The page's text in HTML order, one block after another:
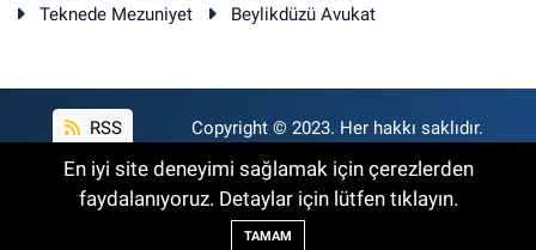
Teknede Mezuniyet
Beylikdüzü Avukat
RSS Copyright © 2023. Her hakkı saklıdır.
Haber Yazılımı:TE Bilişim
En iyi site deneyimi sağlamak için çerezlerden
faydalanıyoruz. Detaylar için lütfen tıklayın.
TAMAM